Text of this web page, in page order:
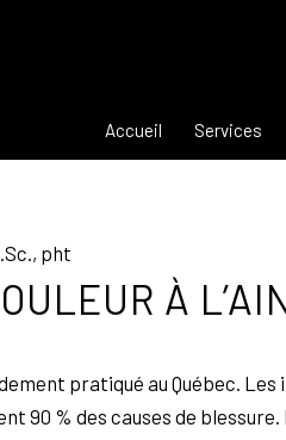
Accueil Services
pht
À
pratiqué au Québec.
90 % des causes de